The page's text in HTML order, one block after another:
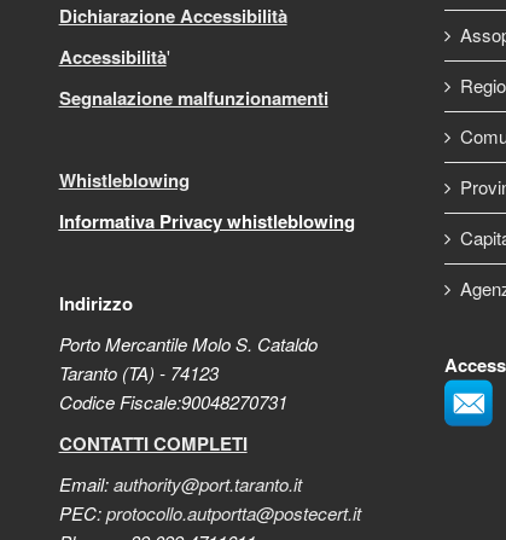
Dichiarazione Accessibilità
Accessibilità'
Segnalazione malfunzionamenti
Whistleblowing
Informativa Privacy whistleblowing
Indirizzo
Porto Mercantile Molo S. Cataldo
Taranto (TA) - 74123
Codice Fiscale:90048270731
CONTATTI COMPLETI
Email:authority@port.taranto.it
PEC:protocollo.autportta@postecert.it